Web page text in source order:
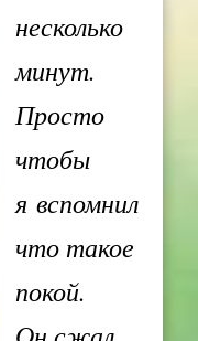
несколько
минут.
Просто
чтобы
я вспомнил
что такое
покой.